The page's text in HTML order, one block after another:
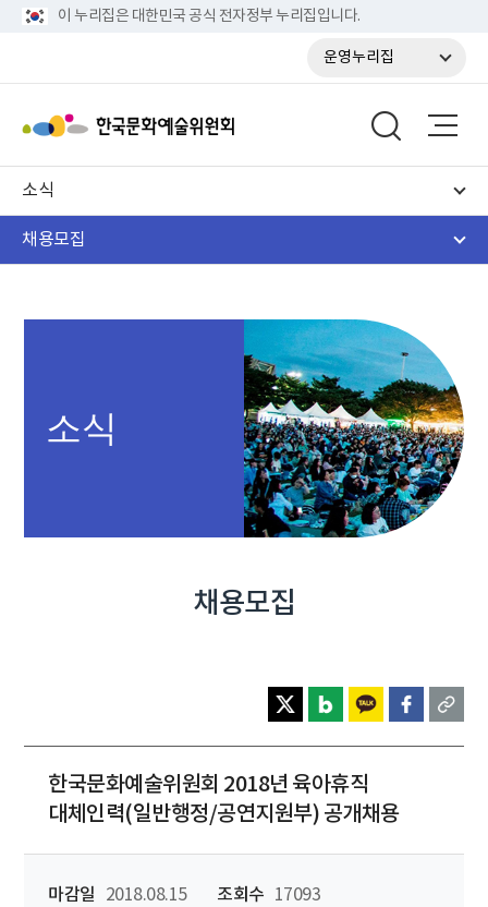
이 누리집은 대한민국 공식 전자정부 누리집입니다.
운영누리집
소식
채용모집
소식
채용모집
한국문화예술위원회 2018년 육아휴직
대체인력(일반행정/공연지원부) 공개채용
마감일 2018.08.15 조회수
17093